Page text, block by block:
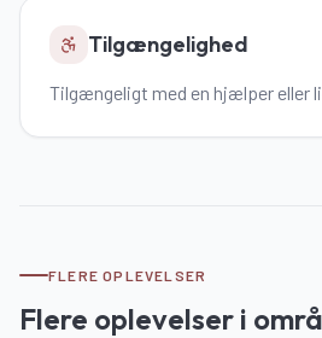
Tilgængelighed
Tilgængeligt med en hjælper eller
FLERE OPLEVELSER
Flere oplevelser i